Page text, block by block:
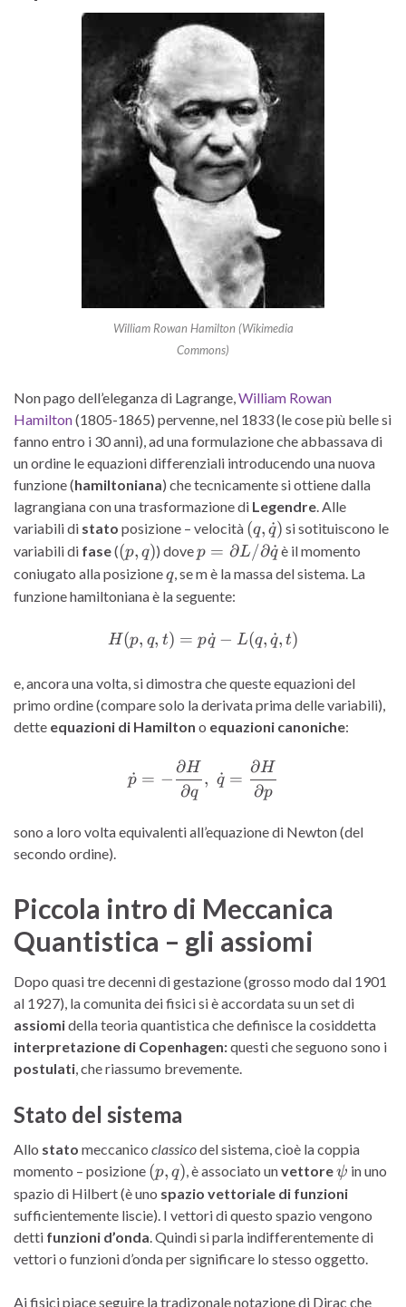
William Rowan Hamilton (Wikimedia
Commons)
Non pago dell’eleganza di Lagrange,William Rowan
Hamilton(1805-1865) pervenne, nel 1833 (le cose più belle si
fanno entro i 30 anni), ad una formulazione che abbassava di
un ordine le equazioni differenziali introducendo una nuova
funzione (hamiltoniana) che tecnicamente si ottiene dalla
lagrangiana con una trasformazione di Legendre. Alle
variabili di stato posizione – velocità (q,
\dot{q})
(q, q
˙) si sotituiscono le
variabili di fase((p,
q)
(p, q)) dovep =
\partial
L /
\dot{q}
p = ∂L/∂q
˙è il momento
coniugato alla posizioneq
q, se m è la massa del sistema. La
funzione hamiltoniana è la seguente:
H(p,q,t) = p\dot{q} -
H(p, q, t) = pq
˙ − L(q, q
˙, t)
e, ancora una volta, si dimostra che queste equazioni del
primo ordine (compare solo la derivata prima delle variabili),
dette equazioni di Hamilton o equazioni canoniche:
\dot{p} = -
p
˙ = −
∂q
∂H
, q
˙ =
∂p
∂H
sono a loro volta equivalenti all’equazione di Newton (del
secondo ordine).
Piccola intro di Meccanica
Quantistica – gli assiomi
Dopo quasi tre decenni di gestazione (grosso modo dal 1901
al 1927), la comunita dei fisici si è accordata su un set di
assiomidella teoria quantistica che definisce la cosiddetta
interpretazione di Copenhagen:questi che seguono sono i
postulati, che riassumo brevemente.
Stato del sistema
Allo stato meccanico classicodel sistema, cioè la coppia
momento – posizione (p,q)
(p, q), è associato unvettore\psi
ψ in uno
spazio di Hilbert (è uno spazio vettoriale di funzioni
sufficientemente liscie). I vettori di questo spazio vengono
detti funzioni d’onda. Quindi si parla indifferentemente di
vettori o funzioni d’onda per significare lo stesso oggetto.
Ai fisici piace seguire la tradizonale notazione di Dirac che